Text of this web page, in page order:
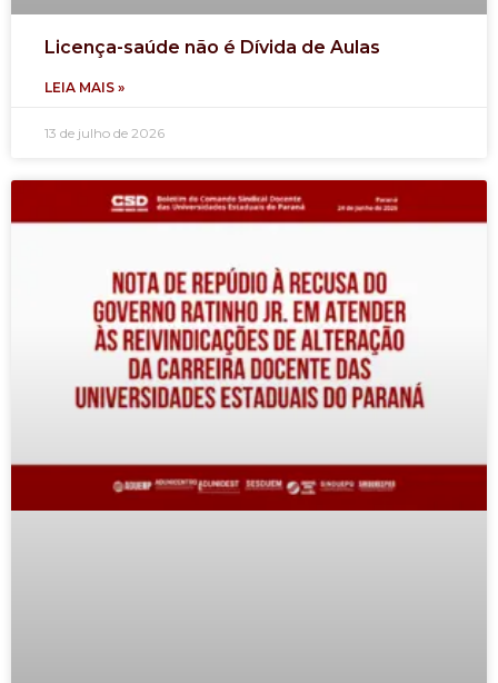
Licença-saúde não é Dívida de Aulas
LEIA MAIS »
13 de julho de 2026